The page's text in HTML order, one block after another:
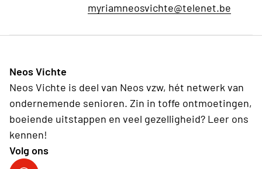
myriamneosvichte@telenet.be
Neos Vichte
Neos Vichte is deel van Neos vzw, hét netwerk van
ondernemende senioren. Zin in toffe ontmoetingen,
boeiende uitstappen en veel gezelligheid? Leer ons
kennen!
Volg ons